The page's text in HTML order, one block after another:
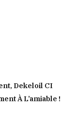
Dekeloil CI
À L’amiable !